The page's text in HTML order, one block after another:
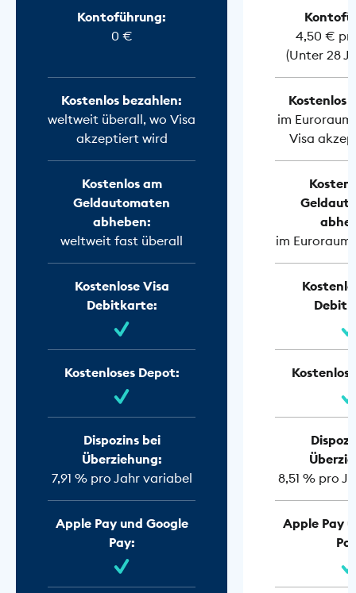
Kontoführung:
0 €
Kostenlos bezahlen:
weltweit überall, wo Visa
akzeptiert wird
Kostenlos am
Geldautomaten
abheben:
weltweit fast überall
Kostenlose Visa
Debitkarte:
Kostenloses Depot:
Dispozins bei
Überziehung:
7,91 % pro Jahr variabel
Apple Pay und Google
Pay:
4,50 €
(Unter 28
Kostenlos
im
Visa
im
8,51 % pro
Apple Pay